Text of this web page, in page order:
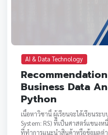
AI & Data Technology
Business Data
Python
เนื้อหาวิชานี้ ผู้เรียนจะได้เรียนร
System: RS) ที่เป็นศาสตร์แขนง
ที่ทำการแนะนำสินค้าหรือข้อมูลต่